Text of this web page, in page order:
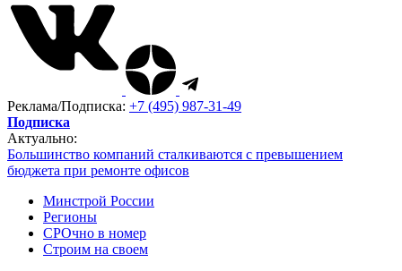
Реклама/Подписка: +7 (495) 987-31-49
Подписка
Актуально:
Большинство компаний сталкиваются с превышением
бюджета при ремонте офисов
Минстрой России
Регионы
СРОчно в номер
Строим на своем